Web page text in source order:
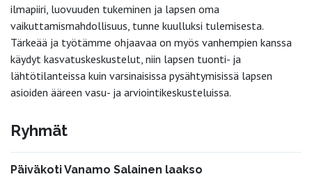
ilmapiiri, luovuuden tukeminen ja lapsen oma
vaikuttamismahdollisuus, tunne kuulluksi tulemisesta.
Tärkeää ja työtämme ohjaavaa on myös vanhempien kanssa
käydyt kasvatuskeskustelut, niin lapsen tuonti- ja
lähtötilanteissa kuin varsinaisissa pysähtymisissä lapsen
asioiden ääreen vasu- ja arviointikeskusteluissa.
Ryhmät
Päiväkoti Vanamo Salainen laakso